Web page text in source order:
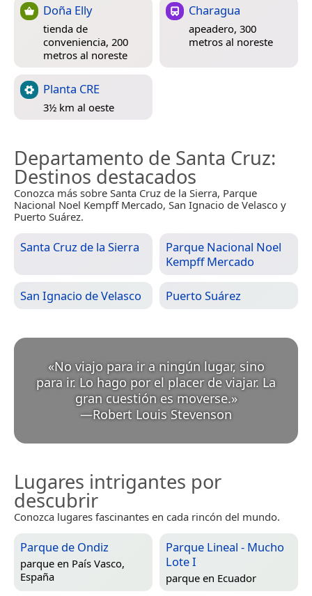
Doña Elly
tienda de
conveniencia, 200
metros al noreste
Charagua
apeadero, 300
metros al noreste
Planta CRE
3½ km al oeste
Departamento de Santa Cruz:
Destinos destacados
Conozca más sobre Santa Cruz de la Sierra, Parque
Nacional Noel Kempff Mercado, San Ignacio de Velasco y
Puerto Suárez.
Santa Cruz de la Sierra
Parque Nacional Noel
Kempff Mercado
San Ignacio de Velasco Puerto Suárez
«No viajo para ir a ningún lugar, sino
para ir. Lo hago por el placer de viajar. La
gran cuestión es moverse. »
—Robert Louis Stevenson
Lugares intrigantes por
descubrir
Conozca lugares fascinantes en cada rincón del mundo.
Parque de Ondiz
parque en País Vasco,
España
Parque Lineal - Mucho
Lote I
parque en Ecuador